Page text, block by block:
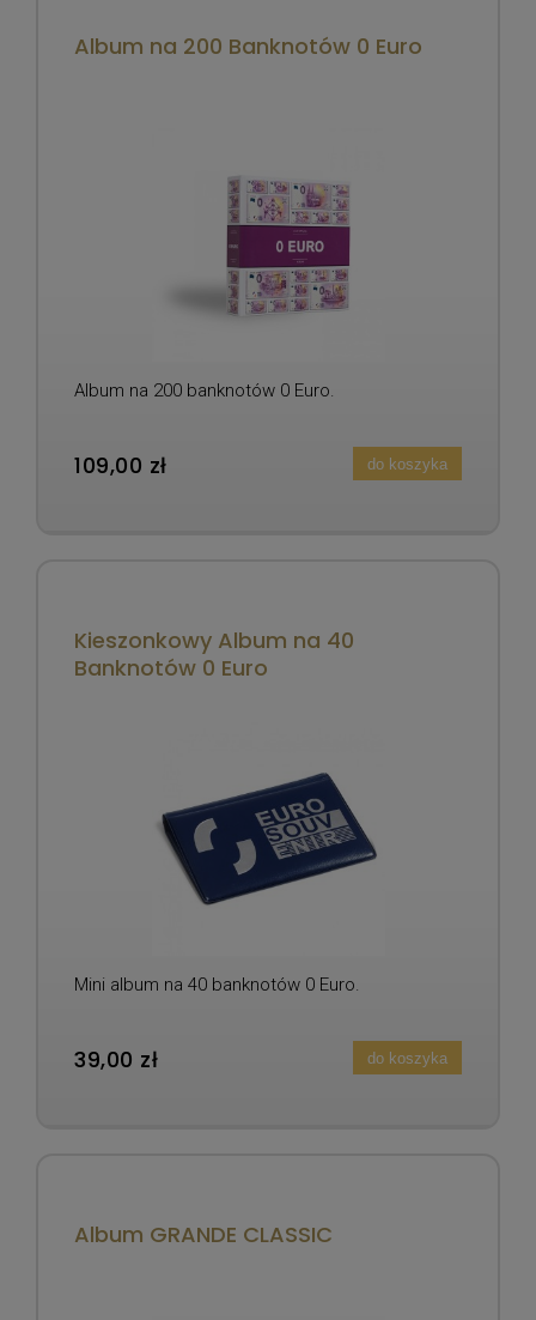
Album na 200 Banknotów 0 Euro
Album na 200 banknotów 0 Euro.
109,00 zł do koszyka
Kieszonkowy Album na 40
Banknotów 0 Euro
Mini album na 40 banknotów 0 Euro.
39,00 zł do koszyka
Album GRANDE CLASSIC